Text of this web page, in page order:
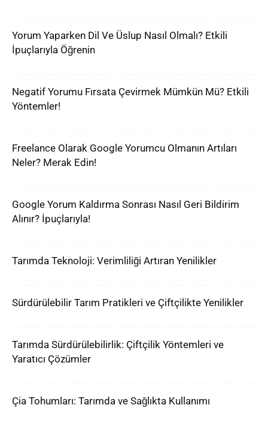
Yorum Yaparken Dil Ve Üslup Nasıl Olmalı? Etkili
İpuçlarıyla Öğrenin
Negatif Yorumu Fırsata Çevirmek Mümkün Mü? Etkili
Yöntemler!
Freelance Olarak Google Yorumcu Olmanın Artıları
Neler? Merak Edin!
Google Yorum Kaldırma Sonrası Nasıl Geri Bildirim
Alınır? İpuçlarıyla!
Tarımda Teknoloji: Verimliliği Artıran Yenilikler
Sürdürülebilir Tarım Pratikleri ve Çiftçilikte Yenilikler
Tarımda Sürdürülebilirlik: Çiftçilik Yöntemleri ve
Yaratıcı Çözümler
Çia Tohumları: Tarımda ve Sağlıkta Kullanımı